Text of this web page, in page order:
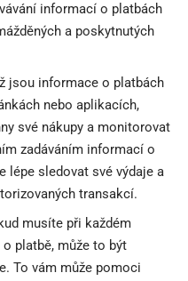
informací o platbách
a poskytnutých
jsou informace o platbách
nebo aplikacích,
své nákupy a monitorovat
zadáváním informací o
lépe sledovat své výdaje a
transakcí.
musíte při každém
platbě, může to být
To vám může pomoci